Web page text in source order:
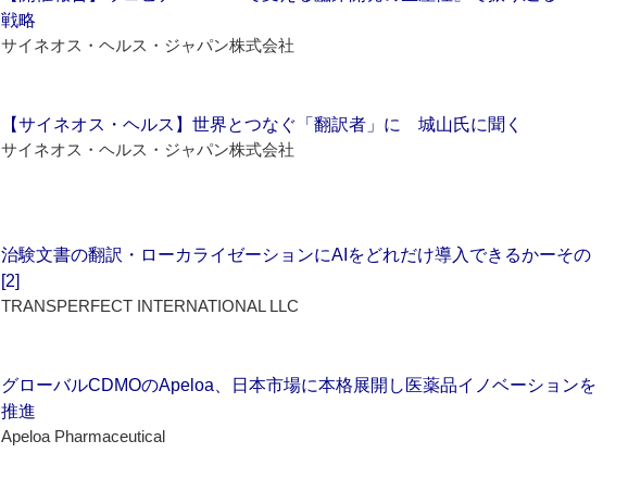
戦略
サイネオス・ヘルス・ジャパン株式会社
【サイネオス・ヘルス】世界とつなぐ「翻訳者」に 城山氏に聞く
サイネオス・ヘルス・ジャパン株式会社
治験文書の翻訳・ローカライゼーションにAIをどれだけ導入できるかーその
[2]
TRANSPERFECT INTERNATIONAL LLC
グローバルCDMOのApeloa、日本市場に本格展開し医薬品イノベーションを
推進
Apeloa Pharmaceutical